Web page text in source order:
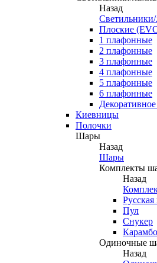
Назад
Плоские
1 плафонные
2 плафонные
3 плафонные
4 плафонные
5 плафонные
6 плафонные
Киевницы
Полочки
Шары
Назад
Шары
Комплекты
Назад
Пул
Снукер
Одиночные
Назад